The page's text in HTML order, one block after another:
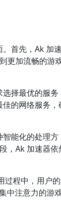
首先，Ak 加
更加流畅的游
择最优的服务
的网络服务，
能化的处理方
，Ak 加速器依
过程中，用户
中注意力的游